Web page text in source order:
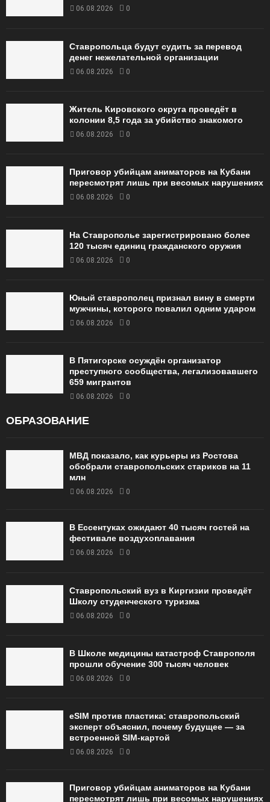
06.08.2026 0
Ставропольца будут судить за перевод
денег нежелательной организации
06.08.2026 0
Житель Кировского округа проведёт в
колонии 8,5 года за убийство знакомого
06.08.2026 0
Приговор убийцам аниматоров на Кубани
пересмотрят лишь при весомых нарушениях
06.08.2026 0
На Ставрополье зарегистрировано более
120 тысяч единиц гражданского оружия
06.08.2026 0
Юный ставрополец признал вину в смерти
мужчины, которого повалил одним ударом
06.08.2026 0
В Пятигорске осуждён организатор
преступного сообщества, легализовавшего
659 мигрантов
06.08.2026 0
ОБРАЗОВАНИЕ
МВД показало, как курьеры из Ростова
обобрали ставропольских стариков на 11
млн
06.08.2026 0
В Ессентуках ожидают 40 тысяч гостей на
фестивале воздухоплавания
06.08.2026 0
Ставропольский вуз в Киргизии проведёт
Школу студенческого туризма
06.08.2026 0
В Школе медицины катастроф Ставрополя
прошли обучение 300 тысяч человек
06.08.2026 0
eSIM против пластика: ставропольский
эксперт объяснил, почему будущее — за
встроенной SIM-картой
06.08.2026 0
Приговор убийцам аниматоров на Кубани
пересмотрят лишь при весомых нарушениях